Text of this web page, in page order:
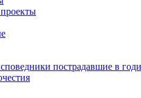
пострадавшие в